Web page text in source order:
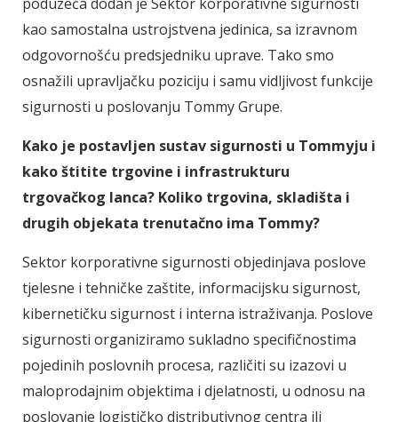
kao samostalna ustrojstvena jedinica, sa izravnom
odgovornošću predsjedniku uprave. Tako smo
osnažili upravljačku poziciju i samu vidljivost funkcije
sigurnosti u poslovanju Tommy Grupe.
Kako je postavljen sustav sigurnosti u Tommyju i
kako štitite trgovine i infrastrukturu
trgovačkog lanca? Koliko trgovina, skladišta i
drugih objekata trenutačno ima Tommy?
Sektor korporativne sigurnosti objedinjava poslove
tjelesne i tehničke zaštite, informacijsku sigurnost,
kibernetičku sigurnost i interna istraživanja. Poslove
sigurnosti organiziramo sukladno specifičnostima
pojedinih poslovnih procesa, različiti su izazovi u
maloprodajnim objektima i djelatnosti, u odnosu na
poslovanje logističko distributivnog centra ili